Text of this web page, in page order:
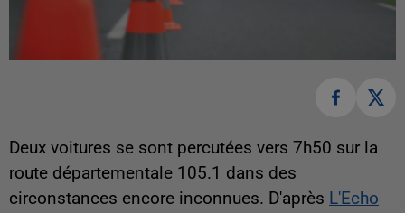
Deux voitures se sont percutées vers 7h50 sur la
route départementale 105.1 dans des
circonstances encore inconnues. D'après L'Echo